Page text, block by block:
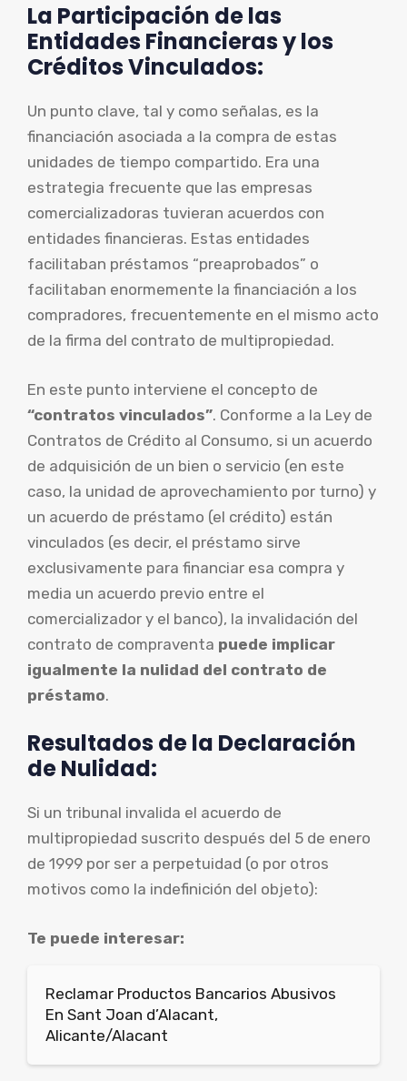
La Participación de las
Entidades Financieras y los
Créditos Vinculados:
Un punto clave, tal y como señalas, es la
financiación asociada a la compra de estas
unidades de tiempo compartido. Era una
estrategia frecuente que las empresas
comercializadoras tuvieran acuerdos con
entidades financieras. Estas entidades
facilitaban préstamos “preaprobados” o
facilitaban enormemente la financiación a los
compradores, frecuentemente en el mismo acto
de la firma del contrato de multipropiedad.
En este punto interviene el concepto de
“contratos vinculados”. Conforme a la Ley de
Contratos de Crédito al Consumo, si un acuerdo
de adquisición de un bien o servicio (en este
caso, la unidad de aprovechamiento por turno) y
un acuerdo de préstamo (el crédito) están
vinculados (es decir, el préstamo sirve
exclusivamente para financiar esa compra y
media un acuerdo previo entre el
comercializador y el banco), la invalidación del
contrato de compraventa puede implicar
igualmente la nulidad del contrato de
préstamo.
Resultados de la Declaración
de Nulidad:
Si un tribunal invalida el acuerdo de
multipropiedad suscrito después del 5 de enero
de 1999 por ser a perpetuidad (o por otros
motivos como la indefinición del objeto):
Te puede interesar:
Reclamar Productos Bancarios Abusivos
En Sant Joan d’Alacant,
Alicante/Alacant